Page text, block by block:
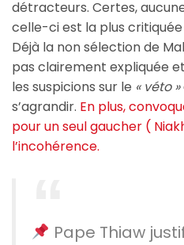
détracteurs. Certes,
celle-ci est la plus
Déjà la non sélection de
pas clairement expliquée
les suspicions sur le « véto »
s’agrandir. En plus,
pour un seul gaucher (
l’incohérence.
Pape Thiaw